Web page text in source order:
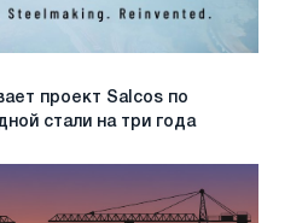
проект Salcos по
стали на три года